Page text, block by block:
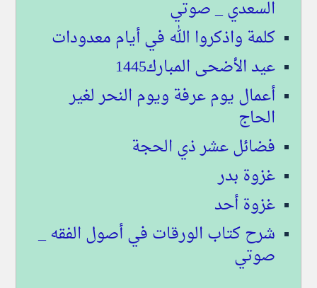
السعدي _ صوتي
كلمة واذكروا الله في أيام معدودات
عيد الأضحى المبارك1445
أعمال يوم عرفة ويوم النحر لغير
الحاج
فضائل عشر ذي الحجة
غزوة بدر
غزوة أحد
شرح كتاب الورقات في أصول الفقه _
صوتي